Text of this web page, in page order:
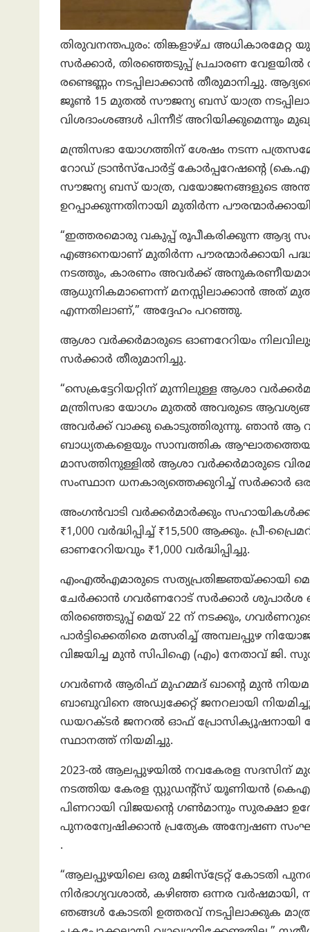
തിരുവനന്തപുരം: തിങ്കളാഴ്ച
സർക്കാര്‍, തിരഞ്ഞെടുപ്പ് പ്രചാരണ വേളയിൽ
രണ്ടെണ്ണം നടപ്പിലാക്കാൻ തീരുമാനിച്ചു.
ജൂൺ 15 മുതൽ സൗജന്യ ബസ് യാത്ര
വിശദാംശങ്ങൾ പിന്നീട് അറിയിക്കുമെന്നും
മന്ത്രിസഭാ യോഗത്തിന് ശേഷം നടന്ന
റോഡ് ട്രാൻസ്‌പോർട്ട് കോർപ്പറേഷന്റെ
സൗജന്യ ബസ് യാത്ര, വയോജനങ്ങളുടെ
ഉറപ്പാക്കുന്നതിനായി മുതിർന്ന
“ഇത്തരമൊരു വകുപ്പ് രൂപീകരിക്കുന്ന ആദ്യ
എങ്ങനെയാണ് മുതിർന്ന പൗരന്മാർക്കായി
നടത്തും, കാരണം അവർക്ക്
ആധുനികമാണെന്ന് മനസ്സിലാക്കാൻ അത്
എന്നതിലാണ്,” അദ്ദേഹം പറഞ്ഞു.
ആശാ വർക്കർമാരുടെ ഓണറേറിയം നിലവിലുള്ള
സർക്കാർ തീരുമാനിച്ചു.
“സെക്രട്ടേറിയറ്റിന് മുന്നിലുള്ള ആശാ
മന്ത്രിസഭാ യോഗം മുതൽ അവരുടെ
അവര്‍ക്ക് വാക്കു കൊടുത്തിരുന്നു. ഞാൻ ആ
ബാധ്യതകളെയും സാമ്പത്തിക
മാസത്തിനുള്ളിൽ ആശാ വർക്കർമാരുടെ
സംസ്ഥാന ധനകാര്യത്തെക്കുറിച്ച് സർക്കാർ
അംഗൻവാടി വർക്കർമാർക്കും സഹായികൾക്കും
₹1,000 വർദ്ധിപ്പിച്ച് ₹15,500 ആക്കും.
ഓണറേറിയവും ₹1,000 വർദ്ധിപ്പിച്ചു.
എംഎൽഎമാരുടെ സത്യപ്രതിജ്ഞയ്ക്കായി
ചേർക്കാൻ ഗവർണറോട് സർക്കാർ ശുപാർശ
തിരഞ്ഞെടുപ്പ് മെയ് 22 ന് നടക്കും,
പാർട്ടിക്കെതിരെ മത്സരിച്ച് അമ്പലപ്പുഴ
വിജയിച്ച മുൻ സിപിഐ (എം) നേതാവ് ജി.
ഗവർണർ ആരിഫ് മുഹമ്മദ് ഖാന്റെ മുൻ
ബാബുവിനെ അഡ്വക്കേറ്റ് ജനറലായി
ഡയറക്ടർ ജനറൽ ഓഫ് പ്രോസിക്യൂഷനായി
സ്ഥാനത്ത് നിയമിച്ചു.
2023-ൽ ആലപ്പുഴയിൽ നവകേരള സദസിന്
നടത്തിയ കേരള സ്റ്റുഡന്റ്സ് യൂണിയൻ
പിണറായി വിജയന്റെ ഗൺമാനും സുരക്ഷാ
പുനരന്വേഷിക്കാൻ പ്രത്യേക അന്വേഷണ
.
“ആലപ്പുഴയിലെ ഒരു മജിസ്ട്രേറ്റ് കോടതി
നിർഭാഗ്യവശാൽ, കഴിഞ്ഞ ഒന്നര വർഷമായി,
ഞങ്ങൾ കോടതി ഉത്തരവ് നടപ്പിലാക്കുക